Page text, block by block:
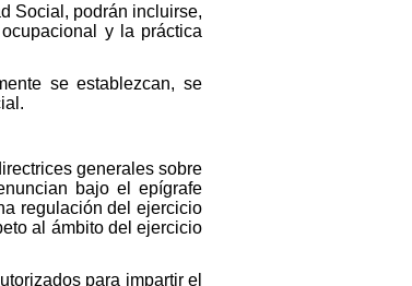
Social, podrán incluirse,
y la práctica
se establezcan, se
generales sobre
bajo el epígrafe
regulación del ejercicio
al ámbito del ejercicio
para impartir el